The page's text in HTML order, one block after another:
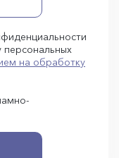
на обработку